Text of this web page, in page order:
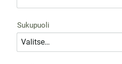
Sukupuoli